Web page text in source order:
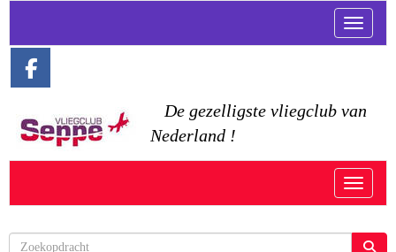
Toggle
De gezelligste vliegclub van
Nederland !
Toggle